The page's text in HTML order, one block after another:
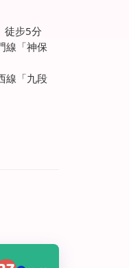
徒步5分
線「神保
線「九段